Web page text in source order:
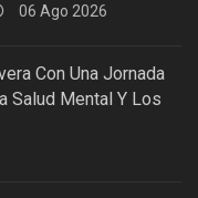
06 Ago 2026
Con Una Jornada
Salud Mental Y Los